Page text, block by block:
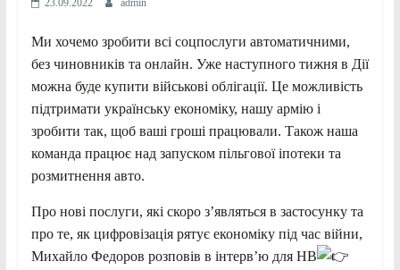
23.09.2022 admin
Ми хочемо зробити всі соцпослуги автоматичними,
без чиновників та онлайн. Уже наступного тижня в Дії
можна буде купити військові облігації. Це можливість
підтримати українську економіку, нашу армію і
зробити так, щоб ваші гроші працювали. Також наша
команда працює над запуском пільгової іпотеки та
розмитнення авто.
Про нові послуги, які скоро з’являться в застосунку та
про те, як цифровізація рятує економіку під час війни,
Михайло Федоров розповів в інтерв’ю для НВ